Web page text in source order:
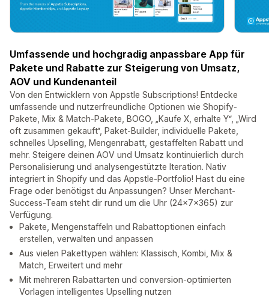
Umfassende und hochgradig anpassbare App für
Pakete und Rabatte zur Steigerung von Umsatz,
AOV und Kundenanteil
Von den Entwicklern von Appstle Subscriptions! Entdecke
umfassende und nutzerfreundliche Optionen wie Shopify-
Pakete, Mix & Match-Pakete, BOGO, „Kaufe X, erhalte Y“, „Wird
oft zusammen gekauft“, Paket-Builder, individuelle Pakete,
schnelles Upselling, Mengenrabatt, gestaffelten Rabatt und
mehr. Steigere deinen AOV und Umsatz kontinuierlich durch
Personalisierung und analysengestützte Iteration. Nativ
integriert in Shopify und das Appstle-Portfolio! Hast du eine
Frage oder benötigst du Anpassungen? Unser Merchant-
Success-Team steht dir rund um die Uhr (24x7x365) zur
Verfügung.
Pakete, Mengenstaffeln und Rabattoptionen einfach
erstellen, verwalten und anpassen
Aus vielen Pakettypen wählen: Klassisch, Kombi, Mix &
Match, Erweitert und mehr
Mit mehreren Rabattarten und conversion-optimierten
Vorlagen intelligentes Upselling nutzen